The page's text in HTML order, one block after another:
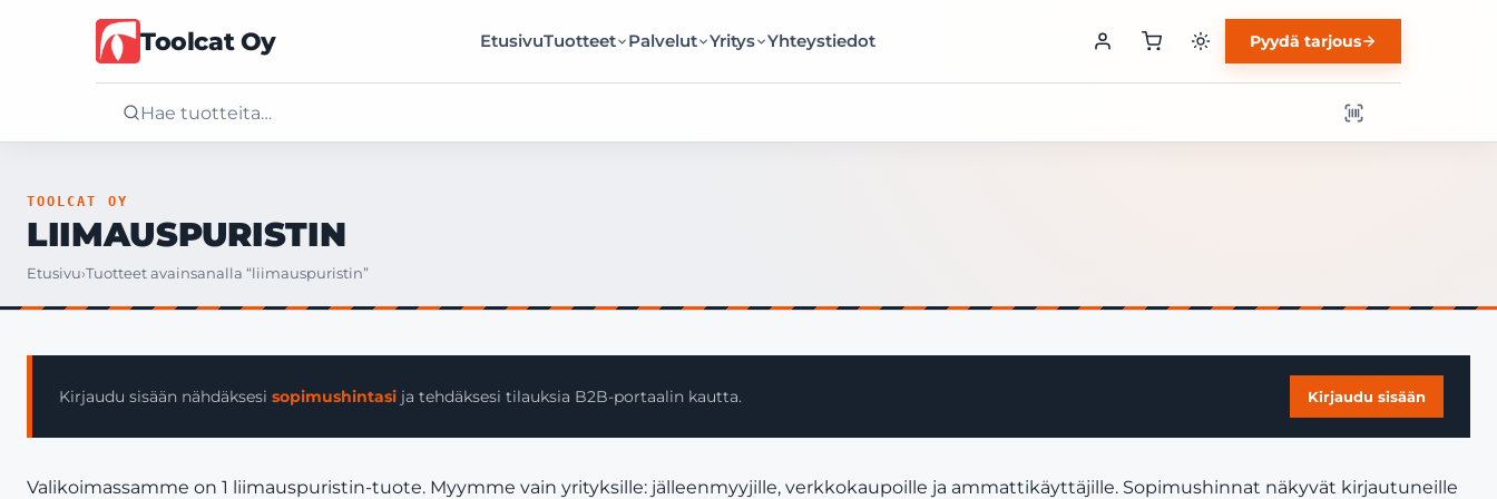
Toolcat Oy EtusivuTuotteet Palvelut Yritys Yhteystiedot Pyydä tarjous
Tuotteet
Yritys
TOOLCAT OY
LIIMAUSPURISTIN
Etusivu›Tuotteet avainsanalla “liimauspuristin”
Kirjaudu sisään nähdäksesi sopimushintasi ja tehdäksesi tilauksia B2B-portaalin kautta. Kirjaudu sisään
Valikoimassamme on 1 liimauspuristin-tuote. Myymme vain yrityksille: jälleenmyyjille, verkkokaupoille ja ammattikäyttäjille. Sopimushinnat näkyvät kirjautuneille